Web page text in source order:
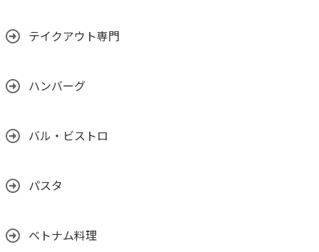
テイクアウト専門
ハンバーグ
バル・ビストロ
パスタ
ベトナム料理